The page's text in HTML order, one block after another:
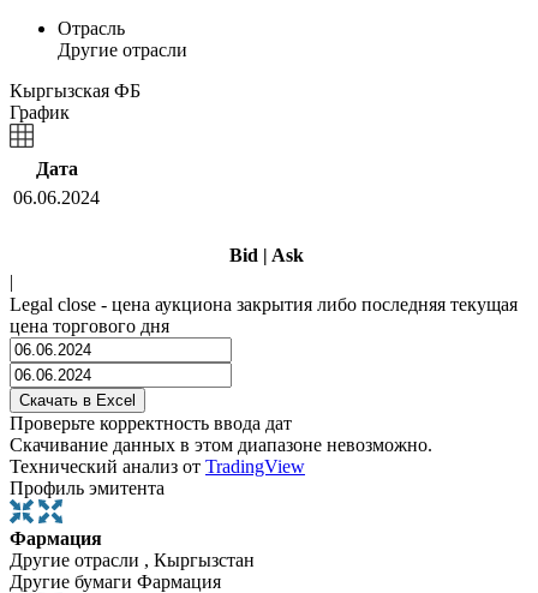
Отрасль
Другие отрасли
Кыргызская ФБ
График
Дата
06.06.2024
Bid | Ask
|
Legal close - цена аукциона закрытия либо последняя текущая
цена торгового дня
Проверьте корректность ввода дат
Скачивание данных в этом диапазоне невозможно.
Технический анализ от TradingView
Профиль эмитента
Фармация
Другие отрасли , Кыргызстан
Другие бумаги Фармация